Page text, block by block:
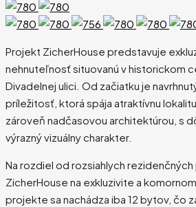
Projekt ZicherHouse predstavuje
nehnuteľnosť situovanú v historickom
Divadelnej ulici. Od začiatku je
príležitosť, ktorá spája atraktívnu
zároveň nadčasovou architektúrou, s
výrazný vizuálny charakter.
Na rozdiel od rozsiahlych
ZicherHouse na exkluzivite a
projekte sa nachádza iba 12 bytov, čo